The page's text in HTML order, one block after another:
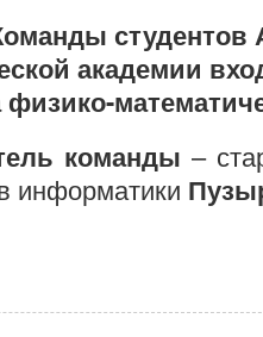
студентов
академии
физико-
команды –
информатики